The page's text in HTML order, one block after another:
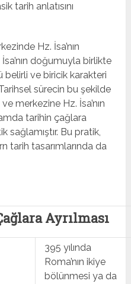
tarih anlatısını
Hz. İsa’nın
doğumuyla birlikte
belirli ve biricik karakteri
sürecin bu şekilde
merkezine Hz. İsa’nın
tarihin çağlara
sağlamıştır. Bu pratik,
tarih tasarımlarında da
Ayrılması
395 yılında
Roma’nın ikiye
bölünmesi ya da